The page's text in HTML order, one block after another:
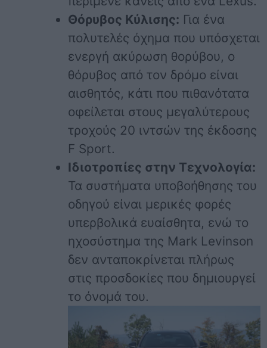
Θόρυβος Κύλισης: Για ένα
πολυτελές όχημα που υπόσχεται
ενεργή ακύρωση θορύβου, ο
θόρυβος από τον δρόμο είναι
αισθητός, κάτι που πιθανότατα
οφείλεται στους μεγαλύτερους
τροχούς 20 ιντσών της έκδοσης
F Sport.
Ιδιοτροπίες στην Τεχνολογία:
Τα συστήματα υποβοήθησης του
οδηγού είναι μερικές φορές
υπερβολικά ευαίσθητα, ενώ το
ηχοσύστημα της Mark Levinson
δεν ανταποκρίνεται πλήρως
στις προσδοκίες που δημιουργεί
το όνομά του.